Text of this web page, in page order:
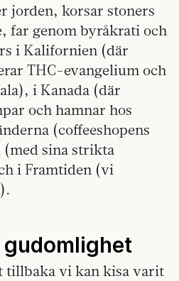
jorden, korsar stoners
far genom byråkrati och
i Kalifornien (där
THC-evangelium och
i Kanada (där
och hamnar hos
(coffeeshopens
sina strikta
i Framtiden (vi
tillbaka vi kan kisa varit